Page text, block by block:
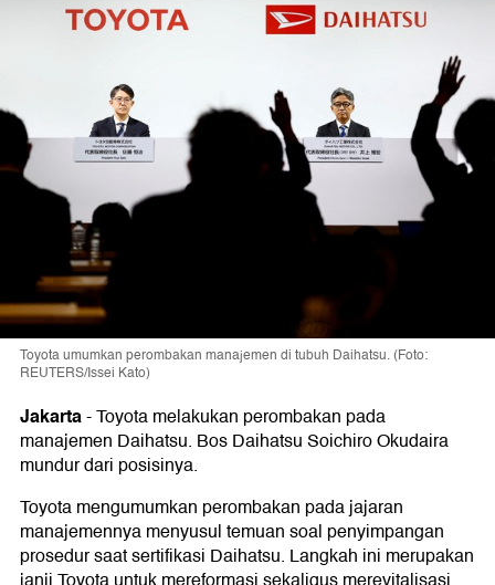
Toyota umumkan perombakan manajemen di tubuh Daihatsu. (Foto:
REUTERS/Issei Kato)
Jakarta-Toyota melakukan perombakan pada
manajemen Daihatsu. Bos Daihatsu Soichiro Okudaira
mundur dari posisinya.
Toyota mengumumkan perombakan pada jajaran
manajemennya menyusul temuan soal penyimpangan
prosedur saat sertifikasi Daihatsu. Langkah ini merupakan